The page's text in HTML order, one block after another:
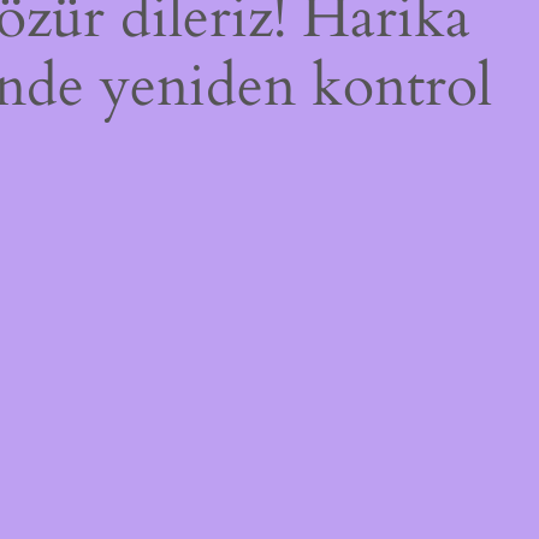
dileriz! Harika
yeniden kontrol